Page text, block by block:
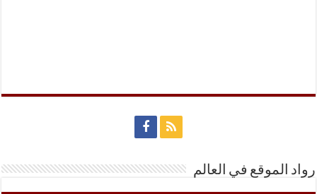
رواد الموقع في العالم